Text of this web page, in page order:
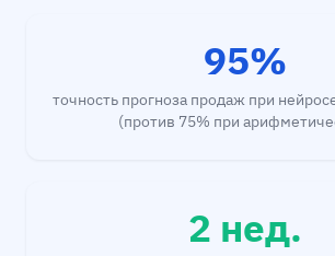
95%
точность прогноза продаж при
(против 75% при
2 нед.